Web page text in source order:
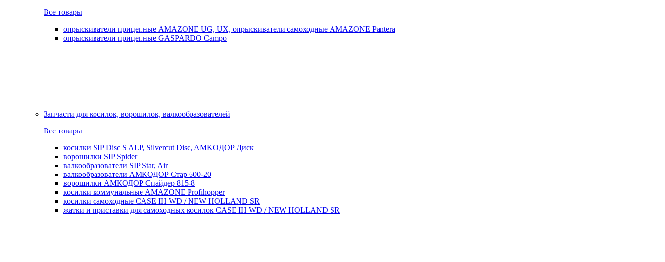
Все товары
опрыскиватели прицепные AMAZONE UG, UX, опрыскиватели самоходные AMAZONE Pantera
опрыскиватели прицепные GASPARDO Campo
Запчасти для косилок, ворошилок, валкообразователей
Все товары
косилки SIP Disc S ALP, Silvercut Disc, AMKOДОР Диск
ворошилки SIP Spider
валкообразователи SIP Star, Air
валкообразователи АМКОДОР Стар 600-20
ворошилки АМКОДОР Спайдер 815-8
косилки коммунальные AMAZONE Profihopper
косилки самоходные CASE IH WD / NEW HOLLAND SR
жатки и приставки для самоходных косилок CASE IH WD / NEW HOLLAND SR